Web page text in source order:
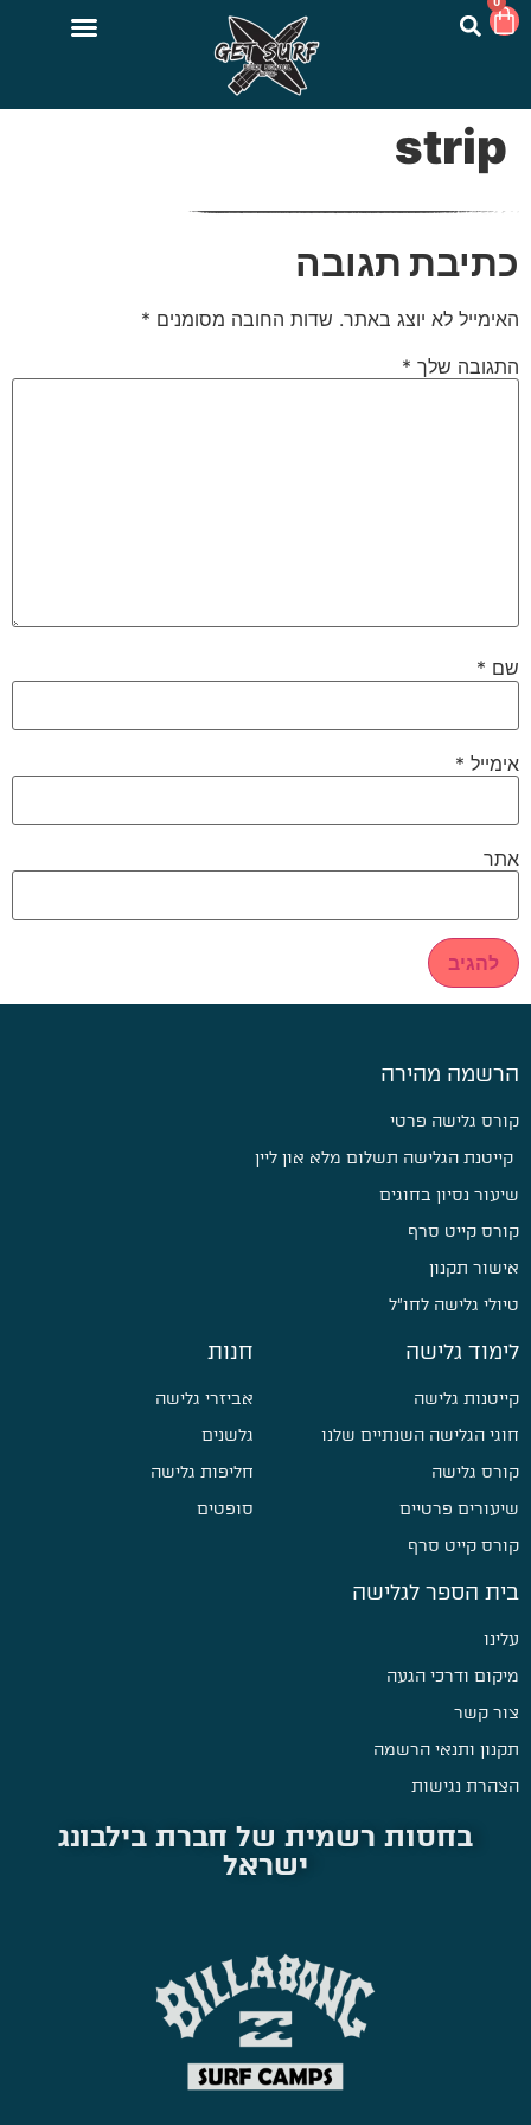
strip
כתיבת תגובה
האימייל לא יוצג באתר. שדות החובה מסומנים *
התגובה שלך *
שם *
אימייל *
אתר
הרשמה מהירה
קורס גלישה פרטי
קייטנת הגלישה תשלום מלא און ליין
שיעור נסיון בחוגים
קורס קייט סרף
אישור תקנון
טיולי גלישה לחו״ל
לימוד גלישה
קייטנות גלישה
חוגי הגלישה השנתיים שלנו
קורס גלישה
שיעורים פרטיים
קורס קייט סרף
חנות
אביזרי גלישה
גלשנים
חליפות גלישה
סופטים
בית הספר לגלישה
עלינו
מיקום ודרכי הגעה
צור קשר
תקנון ותנאי הרשמה
הצהרת נגישות
בחסות רשמית של חברת בילבונג
ישראל